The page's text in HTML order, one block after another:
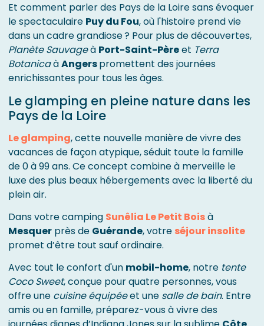
Et comment parler des Pays de la Loire sans évoquer
le spectaculaire Puy du Fou, où l'histoire prend vie
dans un cadre grandiose ? Pour plus de découvertes,
Planète Sauvageà Port-Saint-Pèreet Terra
BotanicaàAngerspromettent des journées
enrichissantes pour tous les âges.
Le glamping en pleine nature dans les
Pays de la Loire
Le glamping, cette nouvelle manière de vivre des
vacances de façon atypique, séduit toute la famille
de 0 à 99 ans. Ce concept combine à merveille le
luxe des plus beaux hébergements avec la liberté du
plein air.
Dans votre camping Sunêlia Le Petit Boisà
Mesquer près de Guérande, votre séjour insolite
promet d’être tout sauf ordinaire.
Avec tout le confort d'un mobil-home, notre tente
Coco Sweet, conçue pour quatre personnes, vous
offre une cuisine équipéeet une salle de bain. Entre
amis ou en famille, préparez-vous à vivre des